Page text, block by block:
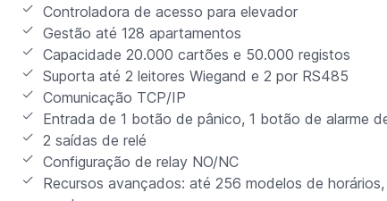
Controladora de acesso para elevador
Gestão até 128 apartamentos
Capacidade 20.000 cartões e 50.000 registos
Suporta até 2 leitores Wiegand e 2 por RS485
Comunicação TCP/IP
Entrada de 1 botão de pânico, 1 botão de alarme
2 saídas de relé
Configuração de relay NO/NC
Recursos avançados: até 256 modelos de